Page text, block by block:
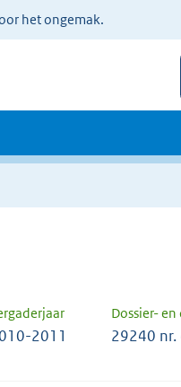
het ongemak.
Dossier-
2011 29240 nr.